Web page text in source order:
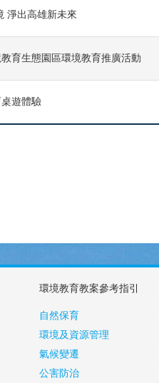
淨出高雄新未來
育生態園區環境教育推廣活動
遊體驗
環境教育教案參考指引
自然保育
環境及資源管理
氣候變遷
公害防治